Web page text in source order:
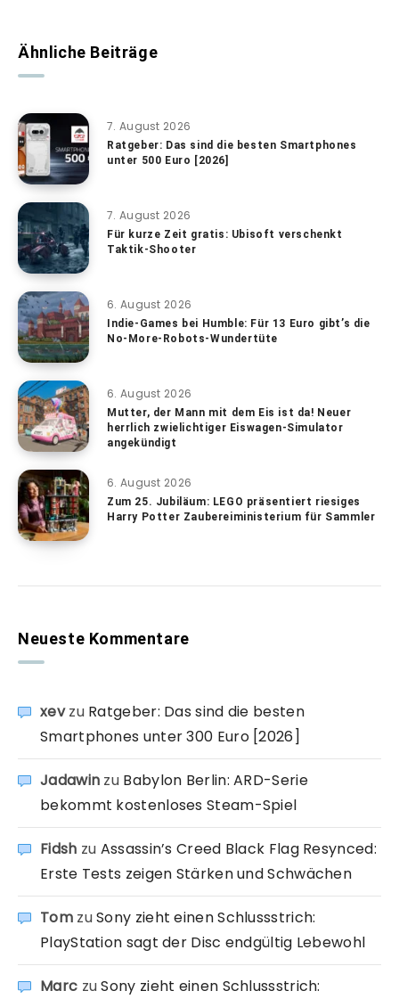
Ähnliche Beiträge
7. August 2026
Ratgeber: Das sind die besten Smartphones
unter 500 Euro [2026]
7. August 2026
Für kurze Zeit gratis: Ubisoft verschenkt
Taktik-Shooter
6. August 2026
Indie-Games bei Humble: Für 13 Euro gibt’s die
No-More-Robots-Wundertüte
6. August 2026
Mutter, der Mann mit dem Eis ist da! Neuer
herrlich zwielichtiger Eiswagen-Simulator
angekündigt
6. August 2026
Zum 25. Jubiläum: LEGO präsentiert riesiges
Harry Potter Zaubereiministerium für Sammler
Neueste Kommentare
xevzu Ratgeber: Das sind die besten
Smartphones unter 300 Euro [2026]
Jadawin zu Babylon Berlin: ARD-Serie
bekommt kostenloses Steam-Spiel
Fidsh zu Assassin’s Creed Black Flag Resynced:
Erste Tests zeigen Stärken und Schwächen
TomzuSony zieht einen Schlussstrich:
PlayStation sagt der Disc endgültig Lebewohl
Marc zuSony zieht einen Schlussstrich: